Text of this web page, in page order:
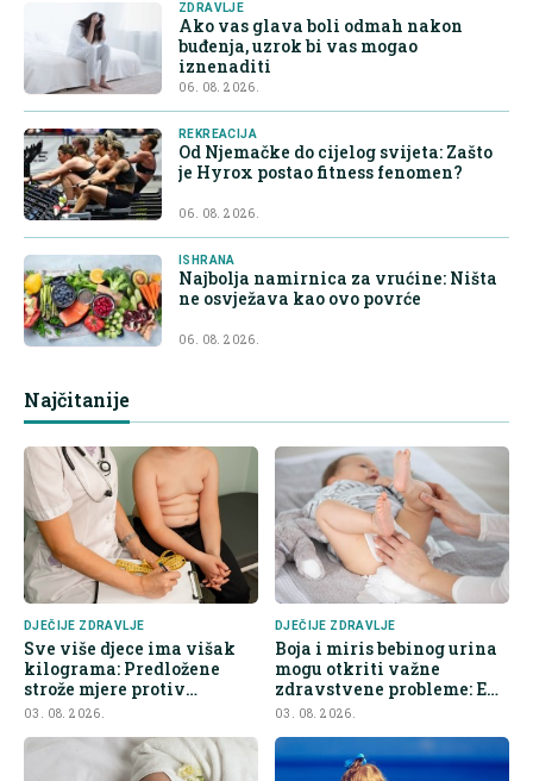
ZDRAVLJE
Ako vas glava boli odmah nakon
buđenja, uzrok bi vas mogao
iznenaditi
06. 08. 2026.
REKREACIJA
Od Njemačke do cijelog svijeta: Zašto
je Hyrox postao fitness fenomen?
06. 08. 2026.
ISHRANA
Najbolja namirnica za vrućine: Ništa
ne osvježava kao ovo povrće
06. 08. 2026.
Najčitanije
DJEČIJE ZDRAVLJE
Sve više djece ima višak
kilograma: Predložene
strože mjere protiv
nezdrave hrane
03. 08. 2026.
DJEČIJE ZDRAVLJE
Boja i miris bebinog urina
mogu otkriti važne
zdravstvene probleme: Evo
na šta roditelji trebaju obr
03. 08. 2026.